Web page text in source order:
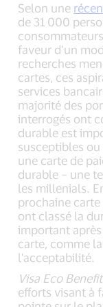
Selon une
de 31 000
faveur d’un
recherches
cartes, ces
services
majorité des
interrogés ont
durable est
susceptibles
une carte de
durable – une
les millenials.
prochaine
ont classé la
important
carte, comme
l'acceptabilité.
Visa Eco
efforts visant à